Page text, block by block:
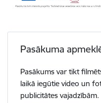
Pasākuma
Pasākums var tikt
laikā iegūtie video un
publicitātes vajadzībām.